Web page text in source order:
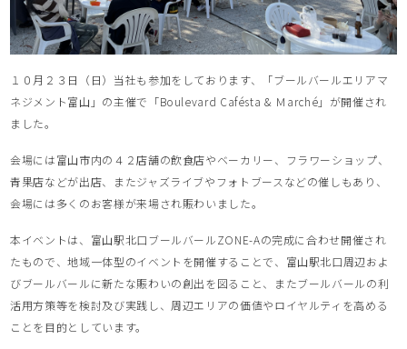
１０月２３日（日）当社も参加をしております、「ブールバールエリアマ
ネジメント富山」の主催で「Boulevard Cafésta & Ｍarché」が開催され
ました。
会場には富山市内の４２店舗の飲食店やベーカリー、フラワーショップ、
青果店などが出店、またジャズライブやフォトブースなどの催しもあり、
会場には多くのお客様が来場され賑わいました。
本イベントは、富山駅北口ブールバールZONE-Aの完成に合わせ開催され
たもので、地域一体型のイベントを開催することで、富山駅北口周辺およ
びブールバールに新たな賑わいの創出を図ること、またブールバールの利
活用方策等を検討及び実践し、周辺エリアの価値やロイヤルティを高める
ことを目的としています。